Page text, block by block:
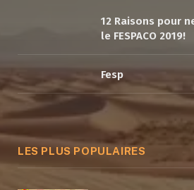
12 Raisons pour
le FESPACO 2019!
Fesp
LES PLUS POPULAIRES